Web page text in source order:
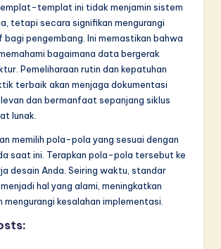
templat ini tidak menjamin sistem
tetapi secara signifikan mengurangi
bagi pengembang. Ini memastikan bahwa
bagaimana data bergerak
Pemeliharaan rutin dan kepatuhan
terbaik akan menjaga dokumentasi
dan bermanfaat sepanjang siklus
lunak.
memilih pola-pola yang sesuai dengan
saat ini. Terapkan pola-pola tersebut ke
desain Anda. Seiring waktu, standar
hal yang alami, meningkatkan
mengurangi kesalahan implementasi.